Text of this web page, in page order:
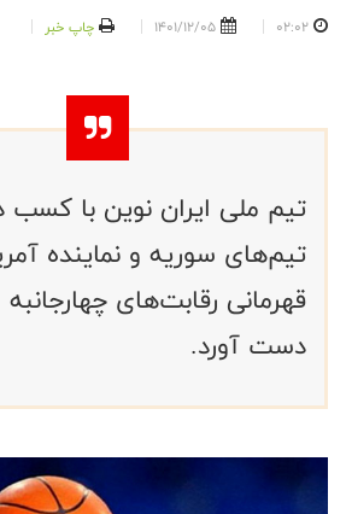
02:02
1401/12/05 چاپ خبر
تیم ملی ایران نوین با کسب
تیم‌های سوریه و نماینده
قهرمانی رقابت‌های چهارجانبه
دست آورد.